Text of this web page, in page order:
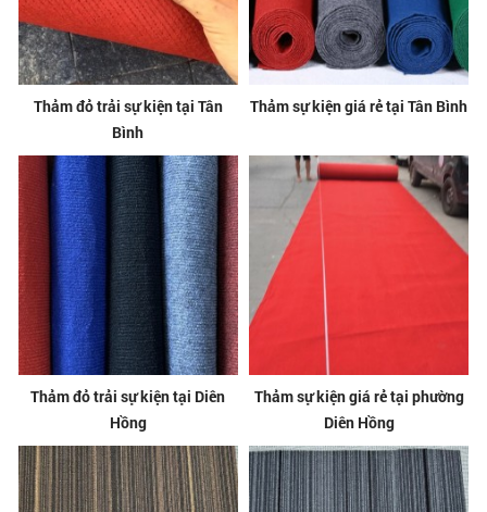
Thảm đỏ trải sự kiện tại Tân
Bình
Thảm sự kiện giá rẻ tại Tân Bình
Thảm đỏ trải sự kiện tại Diên
Hồng
Thảm sự kiện giá rẻ tại phường
Diên Hồng